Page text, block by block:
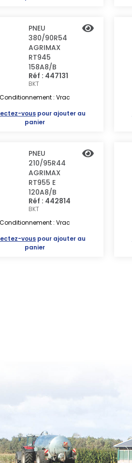
PNEU
380/90R54
AGRIMAX
RT945
158A8/B
Réf : 447131
BKT
: Vrac
vous pour ajouter au
panier
PNEU
210/95R44
AGRIMAX
RT955 E
120A8/B
Réf : 442814
BKT
: Vrac
vous pour ajouter au
panier